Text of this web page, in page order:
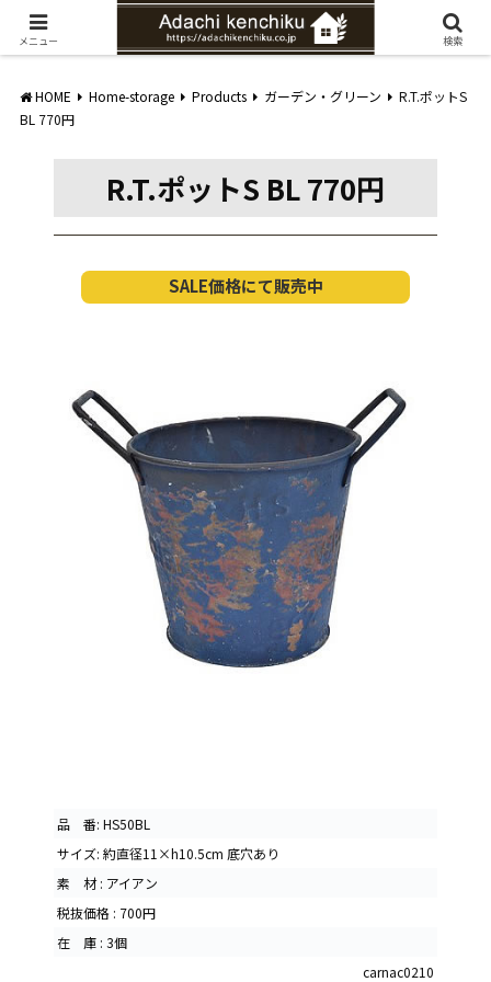
愛知県みよし市の工務店。自然素材を使ったナチュラルな家づくりをご提案
HOME Home-storage Products ガーデン・グリーン
R.T.ポットS
BL 770円
R.T.ポットS BL 770円
SALE価格にて販売中
品 番: HS50BL
サイズ: 約直径11×h10.5cm 底穴あり
素 材 : アイアン
税抜価格 : 700円
在 庫 : 3個
carnac0210
メニュー 検索